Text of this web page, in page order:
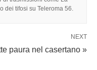
dei tifosi su Teleroma 56.
NEXT
paura nel casertano »